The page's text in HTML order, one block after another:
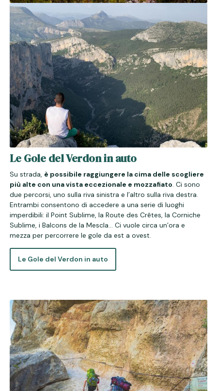
Le Gole del Verdon in auto
Su strada, è possibile raggiungere la cima delle scogliere
più alte con una vista eccezionale e mozzafiato. Ci sono
due percorsi, uno sulla riva sinistra e l’altro sulla riva destra.
Entrambi consentono di accedere a una serie di luoghi
imperdibili: il Point Sublime, la Route des Crêtes, la Corniche
Sublime, i Balcons de la Mescla… Ci vuole circa un’ora e
mezza per percorrere le gole da est a ovest.
Le Gole del Verdon in auto